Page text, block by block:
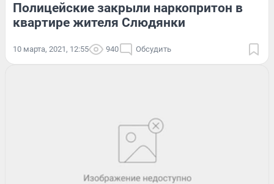
Полицейские закрыли наркопритон в
квартире жителя Слюдянки
10 марта, 2021, 12:55 940 Обсудить